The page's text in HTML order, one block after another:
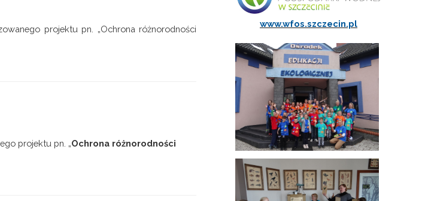
projektu pn. „Ochrona różnorodności
projektu pn. „Ochrona różnorodności
www.wfos.szczecin.pl